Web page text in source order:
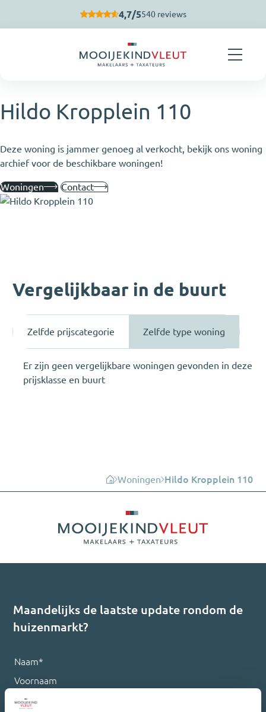
4,7/5540 reviews
Hildo Kropplein 110
Deze woning is jammer genoeg al verkocht, bekijk ons woning
archief voor de beschikbare woningen!
Woningen Contact
Vergelijkbaar in de buurt
Zelfde prijscategorie Zelfde type woning
Er zijn geen vergelijkbare woningen gevonden in deze
prijsklasse en buurt
Woningen Hildo Kropplein 110
Maandelijks de laatste update rondom de
huizenmarkt?
Naam*
Voornaam